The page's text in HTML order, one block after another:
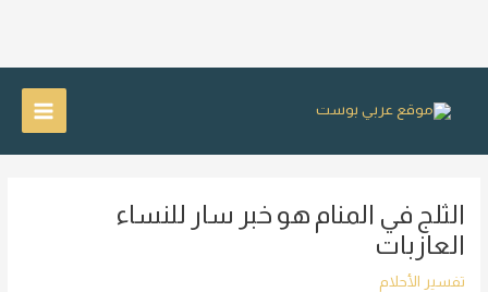
Main
الثلج في المنام هو خبر سار للنساء
العازبات
تفسير الأحلام